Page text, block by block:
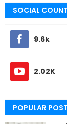
SOCIAL
9.6k
2.02K
POPULAR